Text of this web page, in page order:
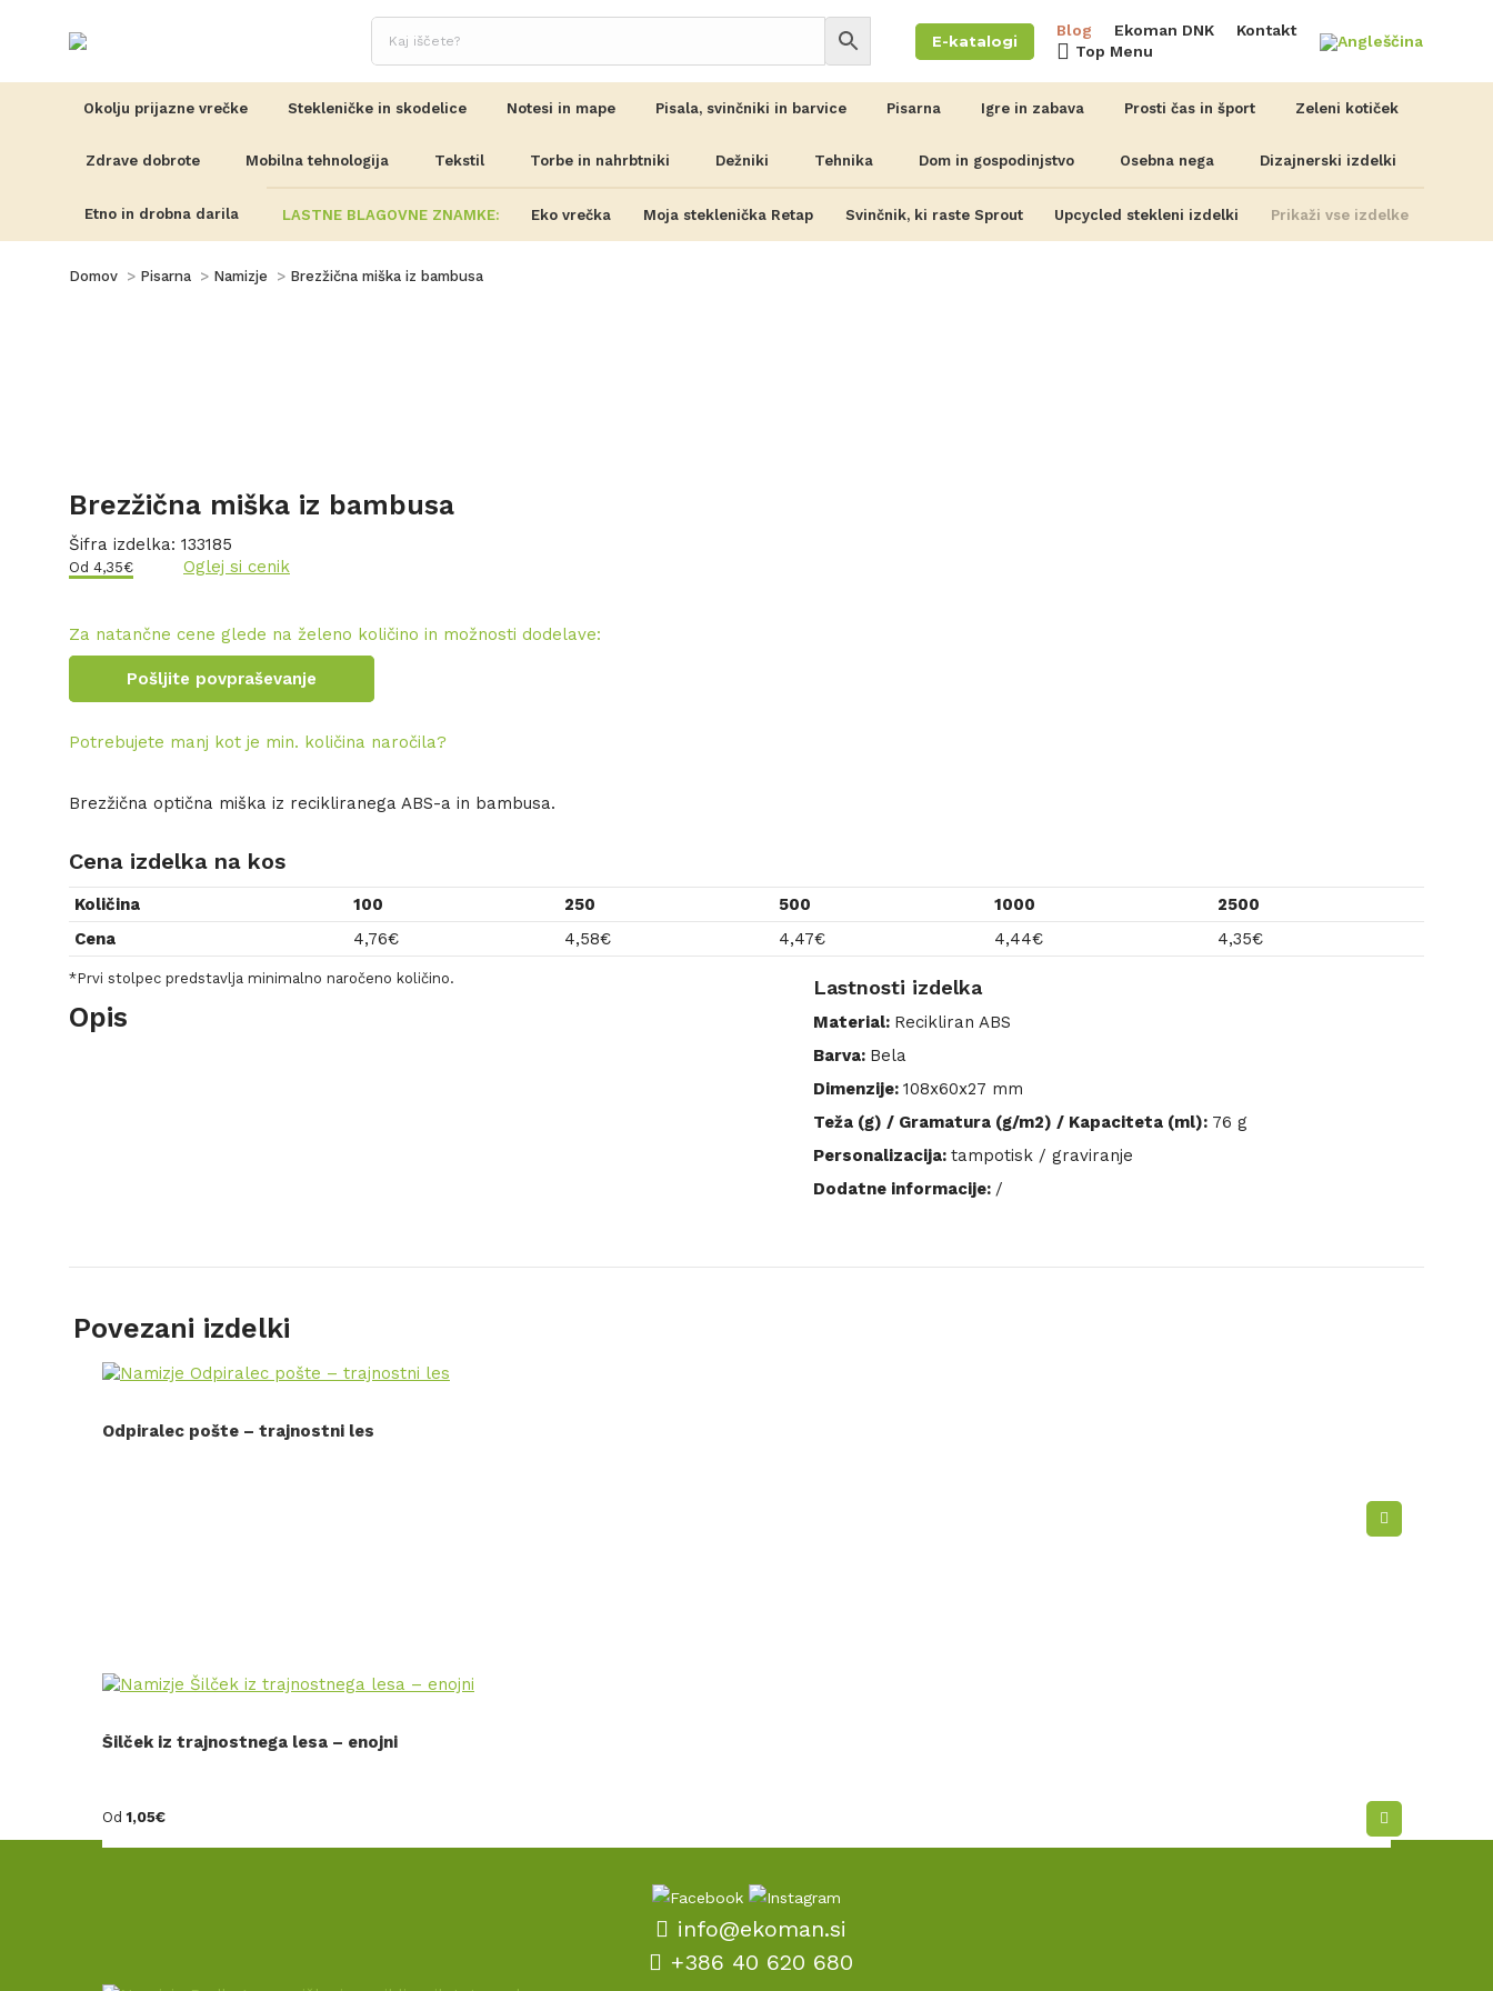
E-katalogi
Blog Ekoman DNK
Kontakt
Top Menu
Okolju prijazne vrečke Stekleničke in skodelice Notesi in mape Pisala, svinčniki in barvice Pisarna Igre in zabava Prosti čas in šport Zeleni kotiček
Zdrave dobrote Mobilna tehnologija Tekstil Torbe in nahrbtniki Dežniki Tehnika Dom in gospodinjstvo Osebna nega Dizajnerski izdelki
Etno in drobna darila LASTNE BLAGOVNE ZNAMKE: Eko vrečka Moja steklenička Retap Svinčnik, ki raste Sprout Upcycled stekleni izdelki Prikaži vse izdelke
You are here:
Domov Pisarna Namizje Brezžična miška iz bambusa
Brezžična miška iz bambusa
Šifra izdelka: 133185
Od 4,35€ Oglej si cenik
Za natančne cene glede na želeno količino in možnosti dodelave:
Pošljite povpraševanje
Potrebujete manj kot je min. količina naročila?
Brezžična optična miška iz recikliranega ABS-a in bambusa.
Cena izdelka na kos
Količina 100 250 500 1000
2500
Cena
4,76€ 4,58€ 4,47€ 4,44€ 4,35€
*Prvi stolpec predstavlja minimalno naročeno količino.
Opis
Lastnosti izdelka
Material: Recikliran ABS
Barva: Bela
Dimenzije: 108x60x27 mm
Teža (g) / Gramatura (g/m2) / Kapaciteta (ml): 76 g
Personalizacija: tampotisk / graviranje
Dodatne informacije: /
Povezani izdelki
Odpiralec pošte – trajnostni les
Šilček iz trajnostnega lesa – enojni
Od1,05€
info@ekoman.si
+386 40 620 680